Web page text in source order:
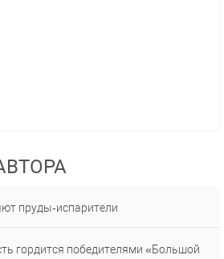
пруды‑испарители
гордится победителями «Большой